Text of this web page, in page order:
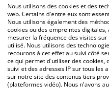
Nous utilisons des cookies et des
web. Certains d'entre eux sont
Nous utilisons également des
cookies ou des empreintes
mesurer la fréquence des visites
utilisé. Nous utilisons des
recourons à cet effet au suivi côté
ce qui permet d'utiliser des cookies,
suivi et des adresses IP sur tous les
sur notre site des contenus tiers
(plateformes vidéo). Nous n'avons